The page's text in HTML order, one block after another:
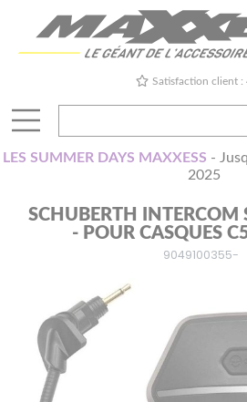
Satisfaction client :
LES SUMMER DAYS MAXXESS -
2025
SCHUBERTH INTERCOM
- POUR CASQUES
9049100355-